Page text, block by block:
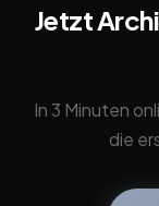
Jetzt
In 3 Minuten
die